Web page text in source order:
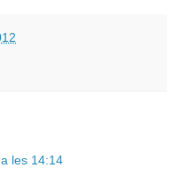
les 14:14